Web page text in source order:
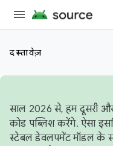
दस्तावेज़
साल 2026 से, हम दूसरी और
कोड पब्लिश करेंगे. ऐसा
स्टेबल डेवलपमेंट मॉडल के